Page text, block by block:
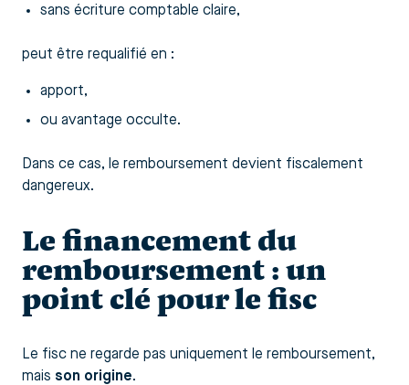
sans écriture comptable claire,
peut être requalifié en :
apport,
ou avantage occulte.
Dans ce cas, le remboursement devient fiscalement
dangereux.
Le financement du
remboursement : un
point clé pour le fisc
Le fisc ne regarde pas uniquement le remboursement,
mais son origine.